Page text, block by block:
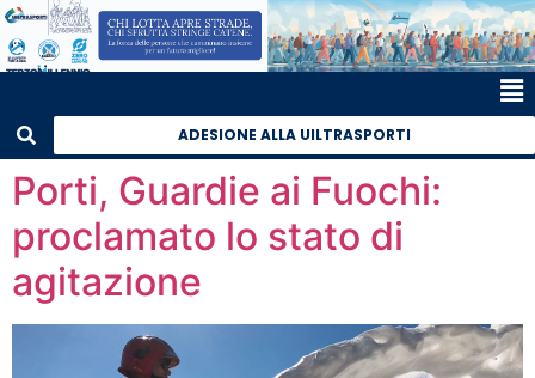
ADESIONE ALLA UILTRASPORTI
Porti, Guardie ai Fuochi:
proclamato lo stato di
agitazione